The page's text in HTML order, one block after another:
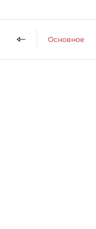
Основное